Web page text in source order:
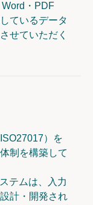
・PDF
ているデータ
せていただく
）を
制を構築して
テムは、入力
計・開発され